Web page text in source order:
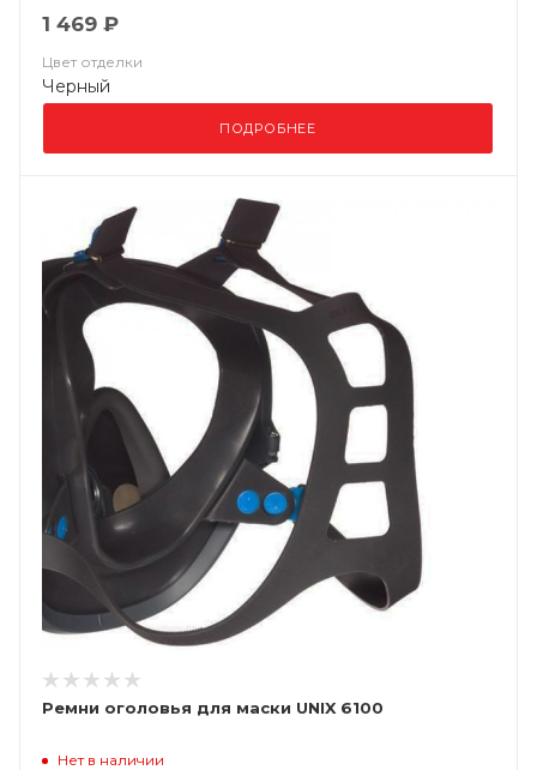
1 469 ₽
Цвет отделки
Черный
ПОДРОБНЕЕ
Ремни оголовья для маски UNIX 6100
Нет в наличии